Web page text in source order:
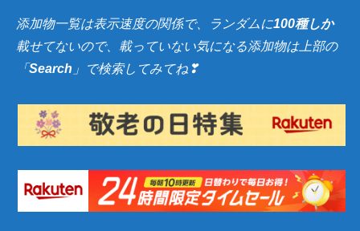
添加物一覧は表示速度の関係で、ランダムに100種しか
載せてないので、載っていない気になる添加物は上部の
「Search 」で検索してみてね❣